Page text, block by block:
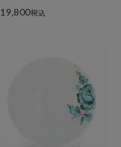
19,800税込